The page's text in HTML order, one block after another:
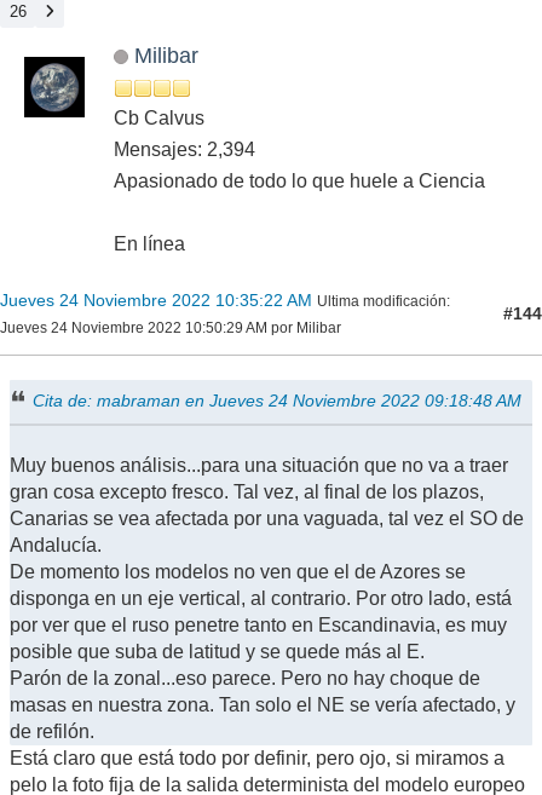
26
Milibar
Cb Calvus
Mensajes: 2,394
Apasionado de todo lo que huele a Ciencia
En línea
Jueves 24 Noviembre 2022 10:35:22 AM Ultima modificación:
Jueves 24 Noviembre 2022 10:50:29 AM por Milibar
#144
Cita de: mabraman en Jueves 24 Noviembre 2022 09:18:48 AM
Muy buenos análisis...para una situación que no va a traer
gran cosa excepto fresco. Tal vez, al final de los plazos,
Canarias se vea afectada por una vaguada, tal vez el SO de
Andalucía.
De momento los modelos no ven que el de Azores se
disponga en un eje vertical, al contrario. Por otro lado, está
por ver que el ruso penetre tanto en Escandinavia, es muy
posible que suba de latitud y se quede más al E.
Parón de la zonal...eso parece. Pero no hay choque de
masas en nuestra zona. Tan solo el NE se vería afectado, y
de refilón.
Está claro que está todo por definir, pero ojo, si miramos a
pelo la foto fija de la salida determinista del modelo europeo